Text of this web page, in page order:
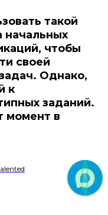
такой
начальных
чтобы
своей
Однако,
к
заданий.
момент в